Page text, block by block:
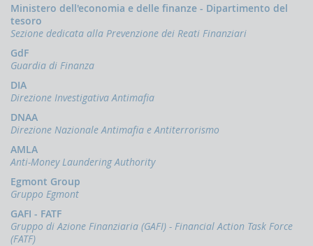
Ministero dell'economia e delle finanze - Dipartimento del
tesoro
Sezione dedicata alla Prevenzione dei Reati Finanziari
GdF
Guardia di Finanza
DIA
Direzione Investigativa Antimafia
DNAA
Direzione Nazionale Antimafia e Antiterrorismo
AMLA
Anti-Money Laundering Authority
Egmont Group
Gruppo Egmont
GAFI - FATF
Gruppo di Azione Finanziaria (GAFI) - Financial Action Task Force
(FATF)